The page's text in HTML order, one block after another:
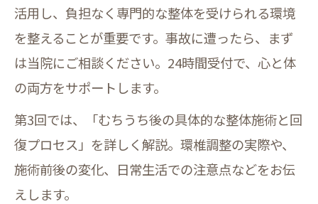
活用し、負担なく専門的な整体を受けられる環境
を整えることが重要です。事故に遭ったら、まず
は当院にご相談ください。24時間受付で、心と体
の両方をサポートします。
第3回では、「むちうち後の具体的な整体施術と回
復プロセス」を詳しく解説。環椎調整の実際や、
施術前後の変化、日常生活での注意点などをお伝
えします。